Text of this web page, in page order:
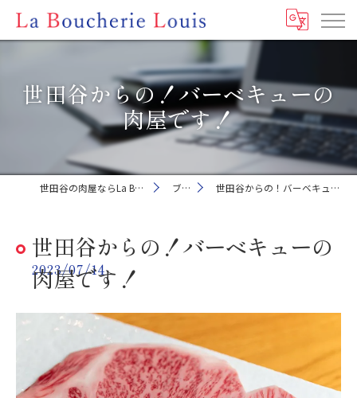
世田谷からの！バーベキューの
肉屋です！
世田谷の肉屋ならLa Boucherie Louis ブログ 世田谷からの！バーベキューの肉屋です！
世田谷からの！バーベキューの
肉屋です！
2023/07/14